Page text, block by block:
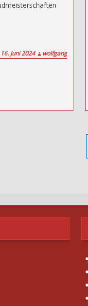
16. Juni 2024
wolfgang